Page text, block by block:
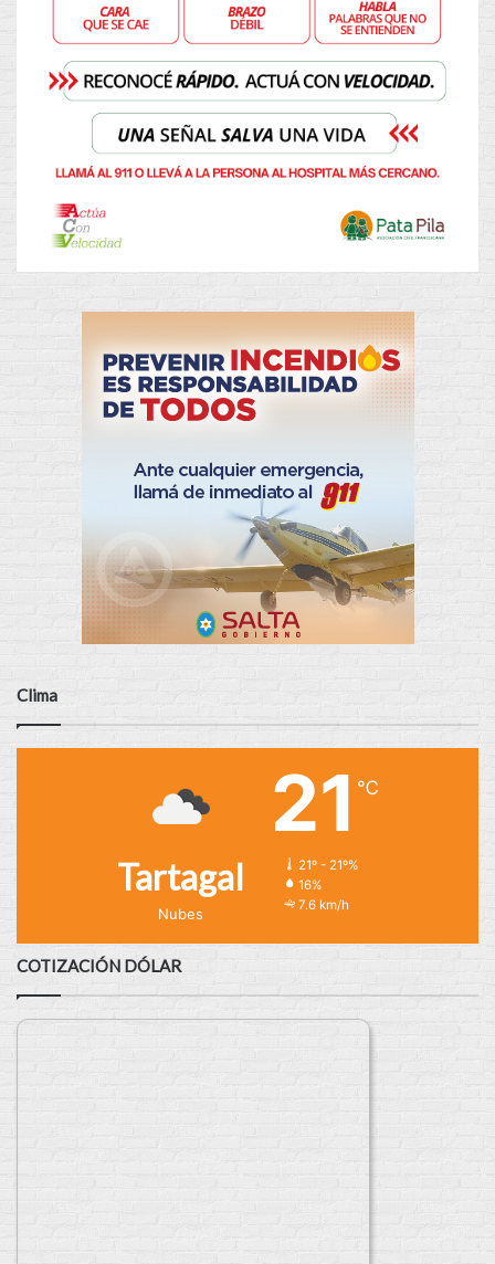
Clima
Tartagal
Nubes
21 ℃
21º - 21º%
16%
7.6 km/h
COTIZACIÓN DÓLAR